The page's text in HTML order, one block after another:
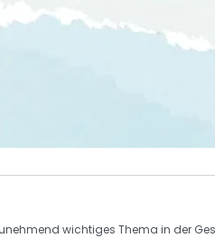
wichtiges Thema in der